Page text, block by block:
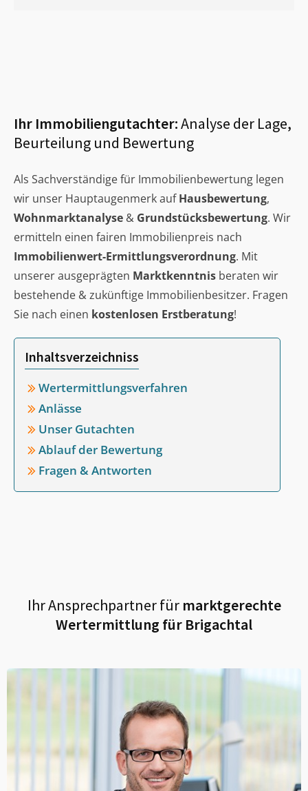
Ihr Immobiliengutachter:Analyse der Lage,
Beurteilung und Bewertung
Als Sachverständige für Immobilienbewertung legen
wir unser Hauptaugenmerk aufHausbewertung,
Wohnmarktanalyse & Grundstücksbewertung. Wir
ermitteln einen fairen Immobilienpreis nach
Immobilienwert-Ermittlungsverordnung. Mit
unserer ausgeprägten Marktkenntnis beraten wir
bestehende & zukünftige Immobilienbesitzer. Fragen
Sie nach einen kostenlosen Erstberatung!
Inhaltsverzeichniss
Wertermittlungsverfahren
Anlässe
Unser Gutachten
Ablauf der Bewertung
Fragen & Antworten
Ihr Ansprechpartner fürmarktgerechte
Wertermittlung für Brigachtal